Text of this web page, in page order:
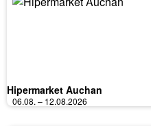
Hipermarket Auchan
06.08. – 12.08.2026